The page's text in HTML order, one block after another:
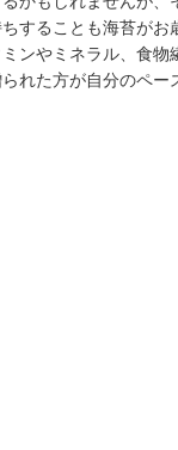
ちすることも海苔がお
ミンやミネラル、食
れた方が自分のペー